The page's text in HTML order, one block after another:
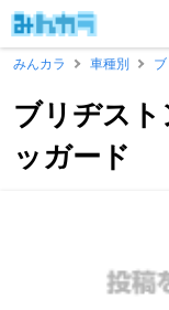
みんカラ
車種別
ブリヂスト
ッガード